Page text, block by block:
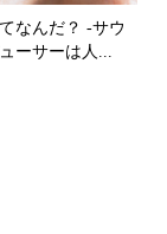
なんだ？ -サウ
ーサーは人...